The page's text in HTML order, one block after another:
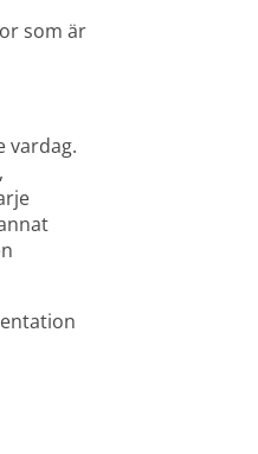
som är
vardag.